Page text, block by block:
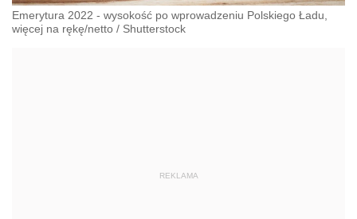
Emerytura 2022 - wysokość po wprowadzeniu Polskiego Ładu,
więcej na rękę/netto / Shutterstock